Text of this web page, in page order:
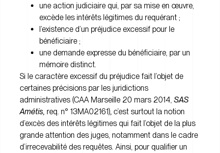
une action judiciaire qui, par sa mise en œuvre,
excède les intérêts légitimes du requérant ;
l’existence d’un préjudice excessif pour le
bénéficiaire ;
une demande expresse du bénéficiaire, par un
mémoire distinct.
Si le caractère excessif du préjudice fait l’objet de
certaines précisions par les juridictions
administratives (CAA Marseille 20 mars 2014, SAS
Amétis, req. n° 13MA02161), c’est surtout la notion
d’excès des intérêts légitimes qui fait l’objet de la plus
grande attention des juges, notamment dans le cadre
d’irrecevabilité des requêtes. Ainsi, pour qualifier un